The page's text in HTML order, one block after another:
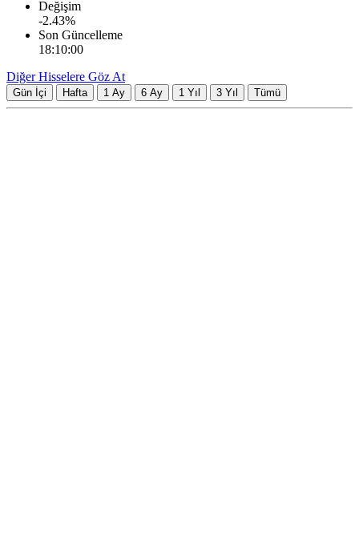
Değişim
-2.43%
Son Güncelleme
18:10:00
Diğer Hisselere Göz At
Gün İçi Hafta 1 Ay 6 Ay 1 Yıl 3 Yıl Tümü